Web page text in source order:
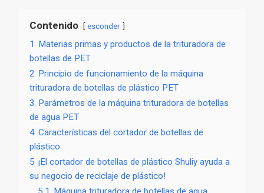
Contenido esconder
1 Materias primas y productos de la trituradora de
botellas de PET
2 Principio de funcionamiento de la máquina
trituradora de botellas de plástico PET
3 Parámetros de la máquina trituradora de botellas
de agua PET
4 Características del cortador de botellas de
plástico
5 ¡El cortador de botellas de plástico Shuliy ayuda a
su negocio de reciclaje de plástico!